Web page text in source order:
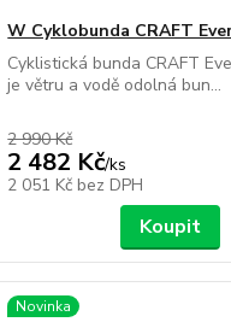
W Cyklobunda CRAFT
Cyklistická bunda CRAFT
je větru a vodě odolná bun...
2 990 Kč
2 482 Kč/ks
2 051 Kč bez DPH
Koupit
Novinka